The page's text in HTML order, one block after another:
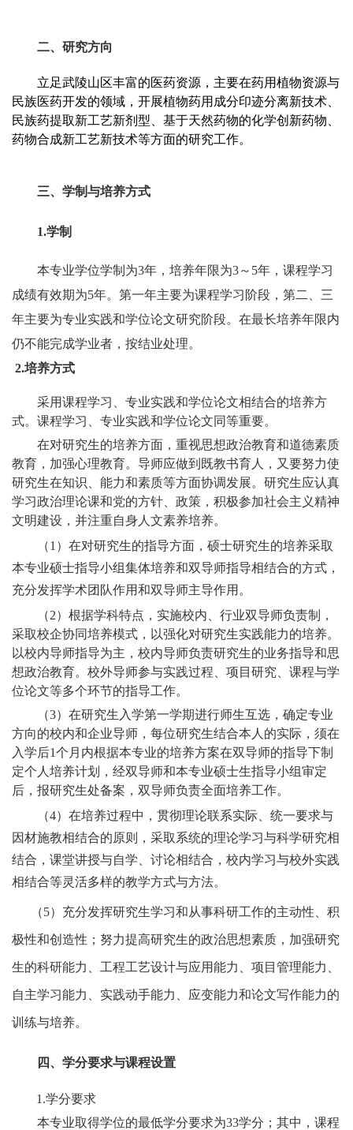
二、研究方向
立足武陵山区丰富的医药资源，主要在药用植物资源与
民族医药开发的领域，开展植物药用成分印迹分离新技术、
民族药提取新工艺新剂型、基于天然药物的化学创新药物、
药物合成新工艺新技术等方面的研究工作。
三、学制与培养方式
1.学制
本专业学位学制为3年，培养年限为3～ 5年，课程学习
成绩有效期为5年。第一年主要为课程学习阶段，第二、三
年主要为专业实践和学位论文研究阶段。在最长培养年限内
仍不能完成学业者，按结业处理。
2.培养方式
采用课程学习、专业实践和学位论文相结合的培养方
式。课程学习、专业实践和学位论文同等重要。
在对研究生的培养方面，重视思想政治教育和道德素质
教育，加强心理教育。导师应做到既教书育人，又要努力使
研究生在知识、能力和素质等方面协调发展。研究生应认真
学习政治理论课和党的方针、政策，积极参加社会主义精神
文明建设，并注重自身人文素养培养。
（1 ）在对研究生的指导方面，硕士研究生的培养采取
本专业硕士指导小组集体培养和双导师指导相结合的方式，
充分发挥学术团队作用和双导师主导作用。
（2）根据学科特点， 实施校内、行业双导师负责制，
采取校企协同培养模式，以强化对研究生实践能力的培养。
以校内导师指导为主，校内导师负责研究生的业务指导和思
想政治教育。校外导师参与实践过程、项目研究、课程与学
位论文等多个环节的指导工作。
（3）在研究生入学第一学期进行师生互选，确定专业
方向的校内和企业导师，每位研究生结合本人的实际，须在
入学后1个月内根据本专业的培养方案在双导师的指导下制
定个人培养计划，经双导师和本专业硕士生指导小组审定
后，报研究生处备案，双导师负责全面培养工作。
（4）在培养过程中，贯彻理论联系实际、统一要求与
因材施教相结合的原则，采取系统的理论学习与科学研究相
结合，课堂讲授与自学、讨论相结合，校内学习与校外实践
相结合等灵活多样的教学方式与方法。
（5）充分发挥研究生学习和从事科研工作的主动性、积
极性和创造性；努力提高研究生的政治思想素质，加强研究
生的科研能力、工程工艺设计与应用能力、项目管理能力、
自主学习能力、实践动手能力、应变能力和论文写作能力的
训练与培养。
四、学分要求与课程设置
1.学分要求
本专业取得学位的最低学分要求为33学分；其中，课程